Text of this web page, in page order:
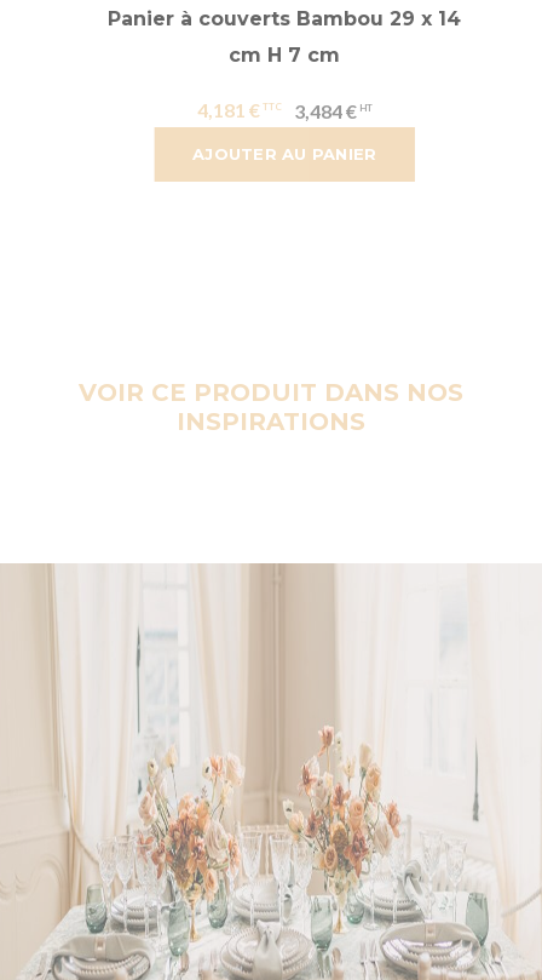
AJOUTER AU PANIER
Panier à couverts Bambou 29 x 14
cm H 7 cm
4,181 € 3,484 €
VOIR CE PRODUIT DANS NOS
INSPIRATIONS